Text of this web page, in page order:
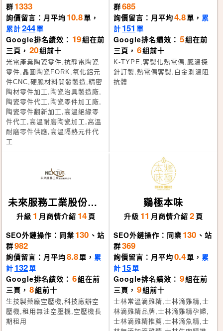
群 1333
詢價留言：月平均 10.8單，
累計244單
Google排名績效： 19組在前
三頁， 20組前十
光電產業陶瓷零件,抗靜電陶瓷
零件,晶圓陶瓷FORK,氧化鋁元
件CNC,硬脆材料開發製造,精密
陶材零件加工,陶瓷治具製造廠,
陶瓷零件代工,陶瓷零件加工廠,
陶瓷零件翻新加工,高溫絕緣零
件代工,高溫耐磨陶瓷加工,高溫
耐磨零件供應,高溫隔熱元件代
工
群685
詢價留言：月平均4.8單， 累
計 151 單
Google排名績效： 5組在前
三頁， 6組前十
K-TYPE,客製化熱電偶,感溫探
針訂製,熱電偶客製,白金測溫阻
抗體
未來服務工業股份有
限公司
升級 1 月商情介紹 14 頁
SEO外鏈操作：同業 130 、站
群982
詢價留言：月平均8.8單， 累
計 132單
Google排名績效： 6組在前
三頁， 8組前十
生技製藥廠空壓機,科技廠辦空
壓機,租用無油空壓機,空壓機長
期租用
鷄極本味
升級 11 月商情介紹 2 頁
SEO外鏈操作：同業 130 、站
群369
詢價留言：月平均0.4單， 累
計 15單
Google排名績效： 9組在前
三頁， 9組前十
士林常溫滴雞精,士林滴雞精,士
林滴雞精品牌,士林滴雞精孕婦,
士林滴雞精推薦,士林滴魚精,士